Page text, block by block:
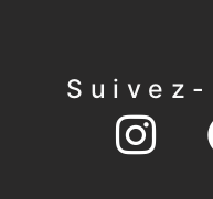
Suivez-